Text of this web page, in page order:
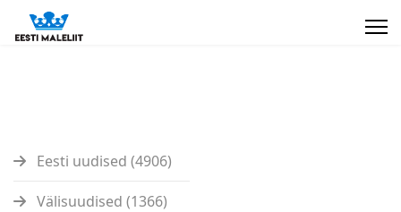
Eesti uudised (4906)
Välisuudised (1366)